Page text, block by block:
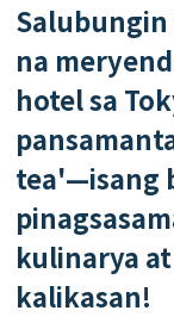
Salubungin
na
hotel sa
tea'—isang
kulinarya
kalikasan!